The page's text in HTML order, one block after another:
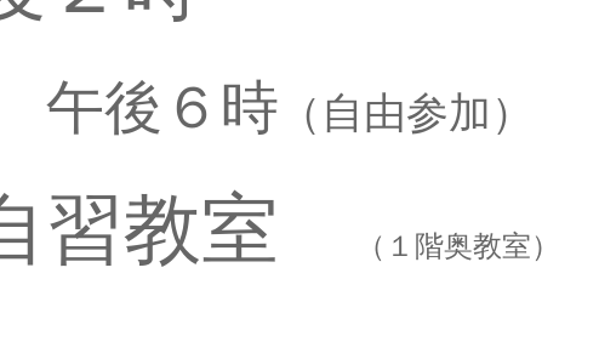
午後６時 （自由参加）
習教室 （１階奥教室）